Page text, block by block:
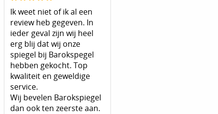
Ik weet niet of ik al een
review heb gegeven. In
ieder geval zijn wij heel
erg blij dat wij onze
spiegel bij Barokspegel
hebben gekocht. Top
kwaliteit en geweldige
service.
Wij bevelen Barokspiegel
dan ook ten zeerste aan.